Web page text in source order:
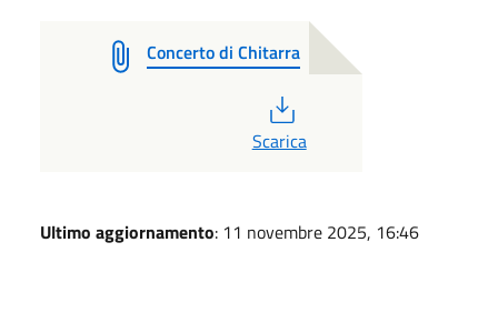
Concerto di Chitarra
Scarica
Ultimo aggiornamento: 11 novembre 2025, 16:46